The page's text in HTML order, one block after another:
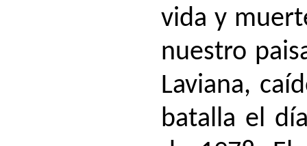
vida y
nuestro
Laviana,
batalla el